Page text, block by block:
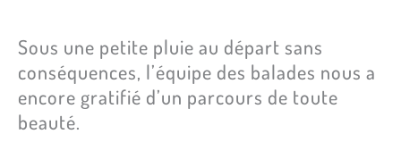
Sous une petite pluie au départ sans
conséquences, l’équipe des balades nous a
encore gratifié d’un parcours de toute
beauté.